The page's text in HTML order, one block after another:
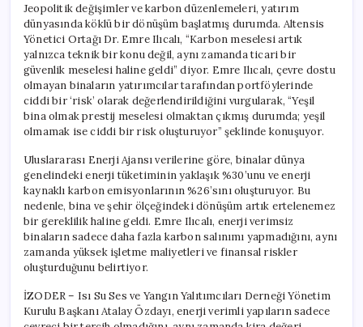
Jeopolitik değişimler ve karbon düzenlemeleri, yatırım
dünyasında köklü bir dönüşüm başlatmış durumda. Altensis
Yönetici Ortağı Dr. Emre Ilıcalı, “Karbon meselesi artık
yalnızca teknik bir konu değil, aynı zamanda ticari bir
güvenlik meselesi haline geldi” diyor. Emre Ilıcalı, çevre dostu
olmayan binaların yatırımcılar tarafından portföylerinde
ciddi bir ‘risk’ olarak değerlendirildiğini vurgularak, “Yeşil
bina olmak prestij meselesi olmaktan çıkmış durumda; yeşil
olmamak ise ciddi bir risk oluşturuyor” şeklinde konuşuyor.
Uluslararası Enerji Ajansı verilerine göre, binalar dünya
genelindeki enerji tüketiminin yaklaşık %30’unu ve enerji
kaynaklı karbon emisyonlarının %26’sını oluşturuyor. Bu
nedenle, bina ve şehir ölçeğindeki dönüşüm artık ertelenemez
bir gereklilik haline geldi. Emre Ilıcalı, enerji verimsiz
binaların sadece daha fazla karbon salınımı yapmadığını, aynı
zamanda yüksek işletme maliyetleri ve finansal riskler
oluşturduğunu belirtiyor.
İZODER – Isı Su Ses ve Yangın Yalıtımcıları Derneği Yönetim
Kurulu Başkanı Atalay Özdayı, enerji verimli yapıların sadece